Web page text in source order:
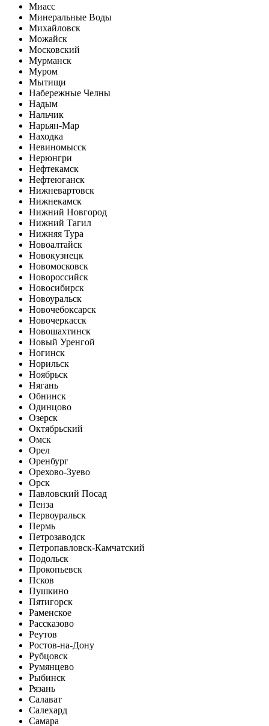
Миасс
Минеральные Воды
Михайловск
Можайск
Московский
Мурманск
Муром
Мытищи
Набережные Челны
Надым
Нальчик
Нарьян-Мар
Находка
Невиномысск
Нерюнгри
Нефтекамск
Нефтеюганск
Нижневартовск
Нижнекамск
Нижний Новгород
Нижний Тагил
Нижняя Тура
Новоалтайск
Новокузнецк
Новомосковск
Новороссийск
Новосибирск
Новоуральск
Новочебоксарск
Новочеркасск
Новошахтинск
Новый Уренгой
Ногинск
Норильск
Ноябрьск
Нягань
Обнинск
Одинцово
Озерск
Октябрьский
Омск
Орел
Оренбург
Орехово-Зуево
Орск
Павловский Посад
Пенза
Первоуральск
Пермь
Петрозаводск
Петропавловск-Камчатский
Подольск
Прокопьевск
Псков
Пушкино
Пятигорск
Раменское
Рассказово
Реутов
Ростов-на-Дону
Рубцовск
Румянцево
Рыбинск
Рязань
Салават
Салехард
Самара